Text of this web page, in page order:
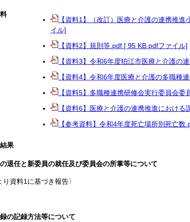
【資料1】（改訂）医療と介護の連携推
イル]
【資料2】規則等.pdf [ 95 KB pdfファイル]
【資料3】令和6年度狛江市医療と介護の
【資料4】令和6年度医療と介護の多職種
【資料5】多職種連携研修会実行委員会
【資料6】医療と介護の連携推進におけ
【参考資料】令和4年度死亡場所別死亡
果
の退任と新委員の就任及び委員会の所掌等について
り資料1に基づき報告〉
録の記録方法等について